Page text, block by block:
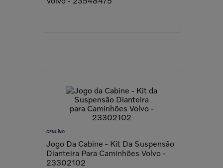
GENUÍNO
Jogo Da Cabine - Kit Da Suspensão
Dianteira Para Caminhões Volvo -
23302102